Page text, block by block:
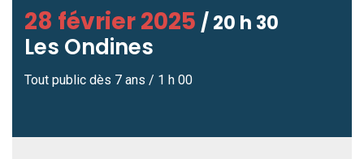
28 février 2025 / 20 h 30
Les Ondines
Tout public dès 7 ans / 1 h 00